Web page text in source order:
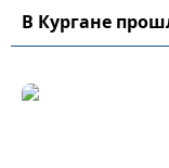
В Кургане